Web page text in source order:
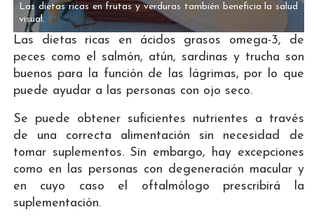
Las dietas ricas en frutas y verduras también beneficia la salud
visual.
Las dietas ricas en ácidos grasos omega-3, de
peces como el salmón, atún, sardinas y trucha son
buenos para la función de las lágrimas, por lo que
puede ayudar a las personas con ojo seco.
Se puede obtener suficientes nutrientes a través
de una correcta alimentación sin necesidad de
tomar suplementos. Sin embargo, hay excepciones
como en las personas con degeneración macular y
en cuyo caso el oftalmólogo prescribirá la
suplementación.